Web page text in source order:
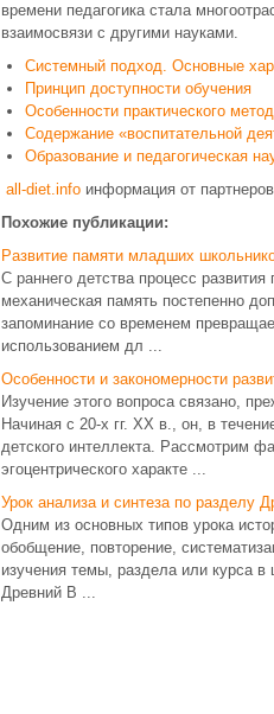
времени педагогика стала
взаимосвязи с другими науками.
Системный подход. Основные
Принцип доступности обучения
Особенности практического
Содержание «воспитательной
Образование и педагогическая
all-diet.info информация от партнеров
Похожие публикации:
Развитие памяти младших
С раннего детства процесс
механическая память постепенно
запоминание со временем
использованием дл ...
Особенности и закономерности
Изучение этого вопроса связано,
Начиная с 20-х гг. ХХ в., он, в
детского интеллекта. Рассмотрим
эгоцентрического характе ...
Урок анализа и синтеза по разделу
Одним из основных типов урока
обобщение, повторение,
изучения темы, раздела или курса
Древний В ...